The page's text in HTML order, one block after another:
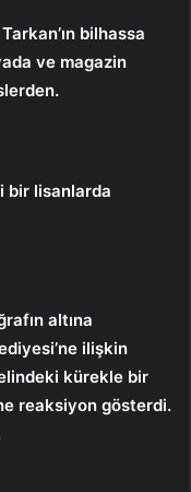
bilhassa
ve magazin
bir lisanlarda
altına
ilişkin
kürekle bir
reaksiyon gösterdi.